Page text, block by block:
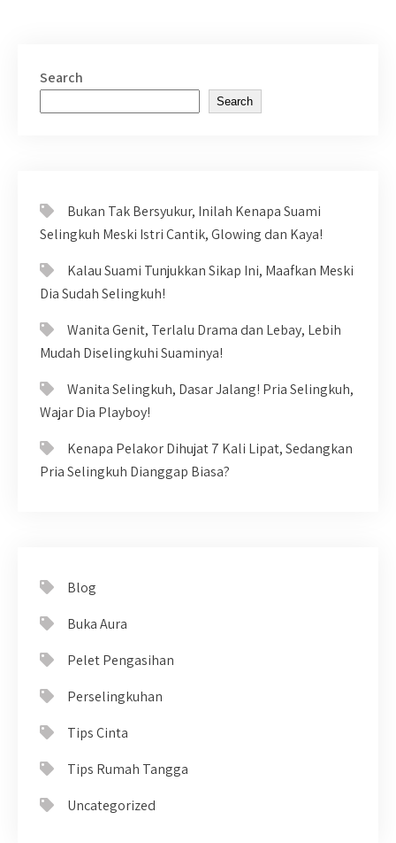
Search
Search
Bukan Tak Bersyukur, Inilah Kenapa Suami
Selingkuh Meski Istri Cantik, Glowing dan Kaya!
Kalau Suami Tunjukkan Sikap Ini, Maafkan Meski
Dia Sudah Selingkuh!
Wanita Genit, Terlalu Drama dan Lebay, Lebih
Mudah Diselingkuhi Suaminya!
Wanita Selingkuh, Dasar Jalang! Pria Selingkuh,
Wajar Dia Playboy!
Kenapa Pelakor Dihujat 7 Kali Lipat, Sedangkan
Pria Selingkuh Dianggap Biasa?
Blog
Buka Aura
Pelet Pengasihan
Perselingkuhan
Tips Cinta
Tips Rumah Tangga
Uncategorized